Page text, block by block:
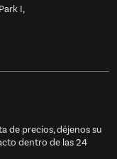
I,
de precios, déjenos su
dentro de las 24